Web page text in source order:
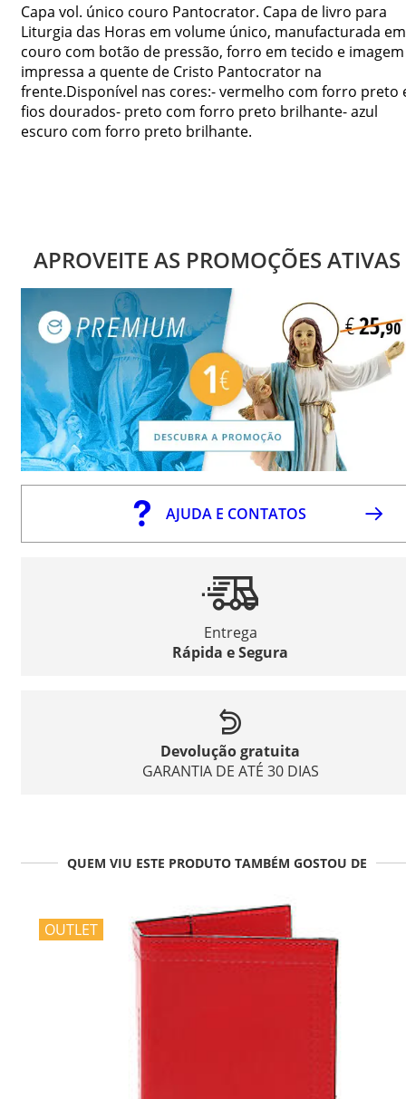
Capa vol. único couro Pantocrator. Capa de livro para
Liturgia das Horas em volume único, manufacturada em
couro com botão de pressão, forro em tecido e imagem
impressa a quente de Cristo Pantocrator na
frente.Disponível nas cores:- vermelho com forro preto
fios dourados- preto com forro preto brilhante- azul
escuro com forro preto brilhante.
APROVEITE AS PROMOÇÕES ATIVAS
AJUDA E CONTATOS
Entrega
Rápida e Segura
Devolução gratuita
GARANTIA DE ATÉ 30 DIAS
QUEM VIU ESTE PRODUTO TAMBÉM GOSTOU DE
OUTLET